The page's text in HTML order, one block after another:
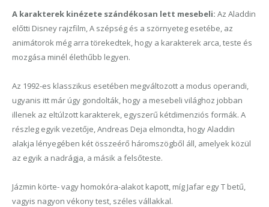
A karakterek kinézete szándékosan lett mesebeli: Az Aladdin
előtti Disney rajzfilm, A szépség és a szörnyeteg esetébe, az
animátorok még arra törekedtek, hogy a karakterek arca, teste és
mozgása minél élethűbb legyen.
Az 1992-es klasszikus esetében megváltozott a modus operandi,
ugyanis itt már úgy gondolták, hogy a mesebeli világhoz jobban
illenek az eltúlzott karakterek, egyszerű kétdimenziós formák. A
részleg egyik vezetője, Andreas Deja elmondta, hogy Aladdin
alakja lényegében két összeérő háromszögből áll, amelyek közül
az egyik a nadrágja, a másik a felsőteste.
Jázmin körte- vagy homokóra-alakot kapott, míg Jafar egy T betű,
vagyis nagyon vékony test, széles vállakkal.